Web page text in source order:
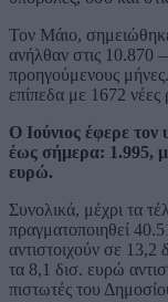
Τον Μάιο, σημειώθηκε
ανήλθαν στις 10.870
προηγούμενους
επίπεδα με 1672 νέες
Ο Ιούνιος έφερε
έως σήμερα: 1.995,
ευρώ.
Συνολικά, μέχρι τα
πραγματοποιηθεί
αντιστοιχούν σε
τα 8,1 δισ. ευρώ
πιστωτές του